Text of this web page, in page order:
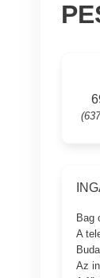
Bag
A
Az